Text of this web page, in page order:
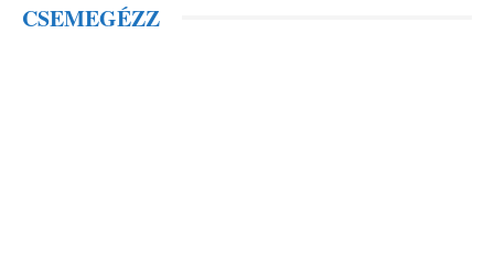
CSEMEGÉZZ